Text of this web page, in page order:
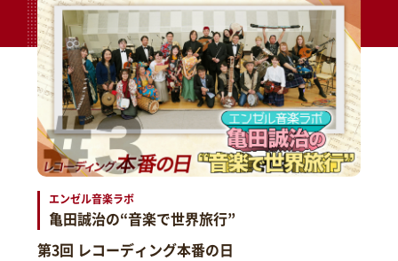
エンゼル音楽ラボ
亀田誠治の“音楽で世界旅行”
第3回 レコーディング本番の日